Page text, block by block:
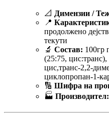
📐 Димензии /
📍
продолжено
текути
🔬 Состав: 100гр
(25:75,
цис,транс-2,2-
циклопропан-1-
🔢 Шифра на
🏭 Производител: